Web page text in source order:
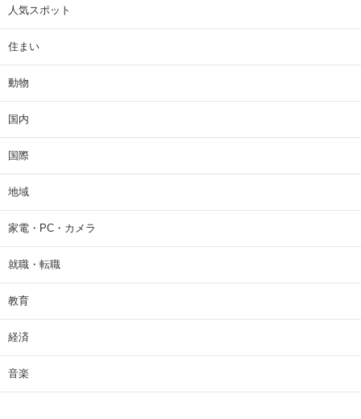
人気スポット
住まい
動物
国内
国際
地域
家電・PC・カメラ
就職・転職
教育
経済
音楽